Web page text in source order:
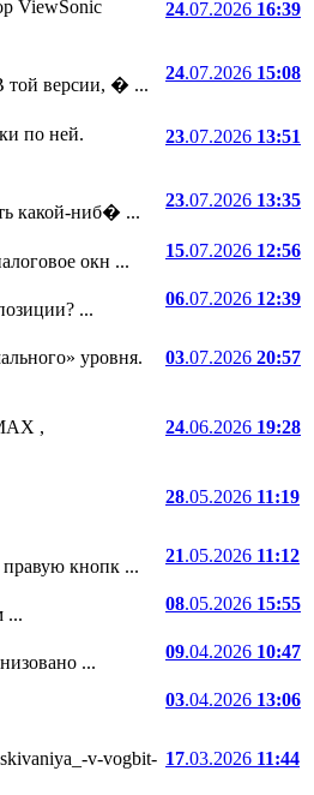
ViewSonic
24.07.2026 16:39
той версии, � ...
24.07.2026 15:08
по ней.
23.07.2026 13:51
какой-ниб� ...
23.07.2026 13:35
окн ...
15.07.2026 12:56
...
06.07.2026 12:39
уровня.
03.07.2026 20:57
,
24.06.2026 19:28
28.05.2026 11:19
правую кнопк ...
21.05.2026 11:12
...
08.05.2026 15:55
...
09.04.2026 10:47
03.04.2026 13:06
v-vogbit- 17.03.2026 11:44